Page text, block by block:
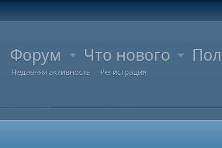
Форум Что нового
Недавняя активность Регистрация